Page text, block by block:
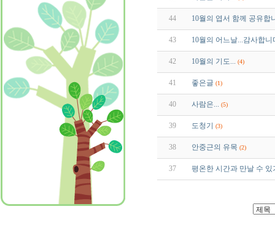
44 10월의 엽서 함께 공유합
43 10월의 어느날...감사합니
42 10월의 기도... (4)
41 좋은글 (1)
40 사람은... (5)
39 도청기 (3)
38 안중근의 유목 (2)
37 평온한 시간과 만날 수 있